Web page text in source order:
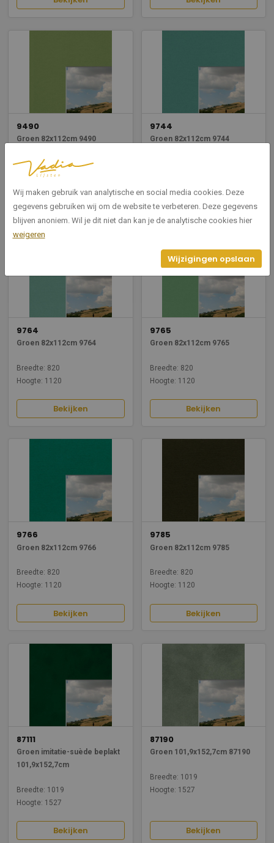
9490
Groen 82x112cm 9490
Breedte: 820
Hoogte: 1120
Bekijken
9744
Groen 82x112cm 9744
Bekijken
9764
Groen 82x112cm 9764
Breedte: 820
Hoogte: 1120
Bekijken
9765
Groen 82x112cm 9765
Breedte: 820
Hoogte: 1120
Bekijken
9766
Groen 82x112cm 9766
Breedte: 820
Hoogte: 1120
Bekijken
9785
Groen 82x112cm 9785
Breedte: 820
Hoogte: 1120
Bekijken
87111
Groen imitatie-suède beplakt
101,9x152,7cm
Breedte: 1019
Hoogte: 1527
Bekijken
87190
Groen 101,9x152,7cm 87190
Breedte: 1019
Hoogte: 1527
Bekijken
Wij maken gebruik van analytische en social media cookies. Deze
gegevens gebruiken wij om de website te verbeteren. Deze gegevens
blijven anoniem. Wil je dit niet dan kan je de analytische cookies hier
weigeren
Wijzigingen opslaan